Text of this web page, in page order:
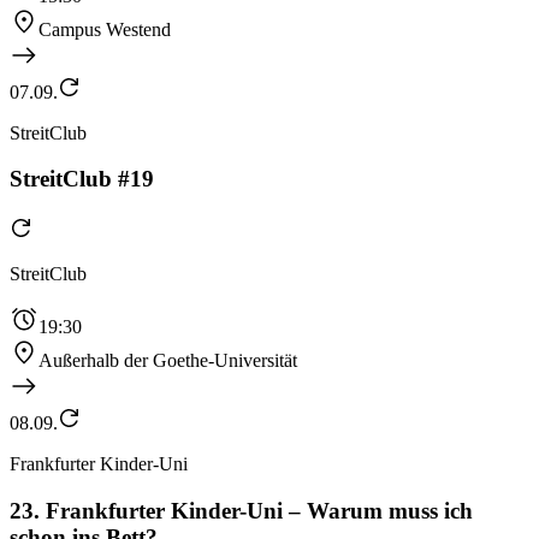
Campus Westend
07.09.
StreitClub
StreitClub #19
StreitClub
19:30
Außerhalb der Goethe-Universität
08.09.
Frankfurter Kinder-Uni
23. Frankfurter Kinder-Uni – Warum muss ich